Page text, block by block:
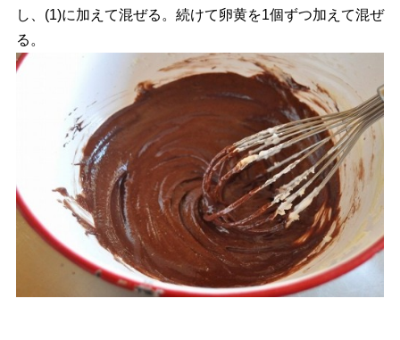
し、(1)に加えて混ぜる。続けて卵黄を1個ずつ加えて混ぜ
る。